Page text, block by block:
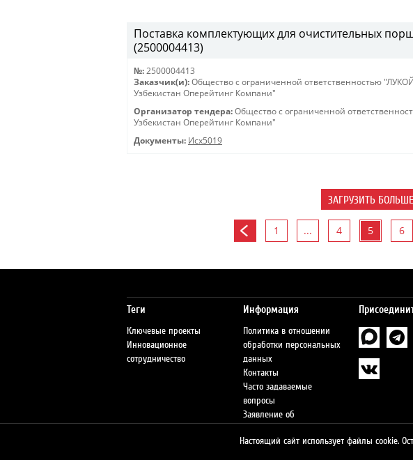
Поставка комплектующих для очистительных
(2500004413)
№: 2500004413
Заказчик(и): Общество с ограниченной ответственностью
Узбекистан Оперейтинг Компани"
Организатор тендера: Общество с ограниченной
Узбекистан Оперейтинг Компани"
Документы: Исх5019
ЗАГРУЗИТЬ БОЛЬШЕ
1 ... 4 5 6
Теги
Ключевые проекты
Инновационное
сотрудничество
Информация
Политика в отношении
обработки персональных
данных
Контакты
Часто задаваемые
вопросы
Заявление об
Сеть АЗС
Настоящий сайт использует файлы cookie.